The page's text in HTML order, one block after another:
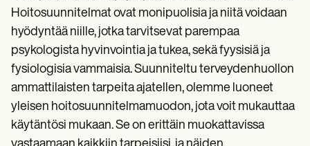
Hoitosuunnitelmat ovat monipuolisia ja niitä voidaan
hyödyntää niille, jotka tarvitsevat parempaa
psykologista hyvinvointia ja tukea, sekä fyysisiä ja
fysiologisia vammaisia. Suunniteltu terveydenhuollon
ammattilaisten tarpeita ajatellen, olemme luoneet
yleisen hoitosuunnitelmamuodon, jota voit mukauttaa
käytäntösi mukaan. Se on erittäin muokattavissa